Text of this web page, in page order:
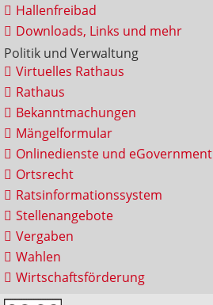
Hallenfreibad
Downloads, Links und mehr
Politik und Verwaltung
Virtuelles Rathaus
Rathaus
Bekanntmachungen
Mängelformular
Onlinedienste und eGovernment
Ortsrecht
Ratsinformationssystem
Stellenangebote
Vergaben
Wahlen
Wirtschaftsförderung